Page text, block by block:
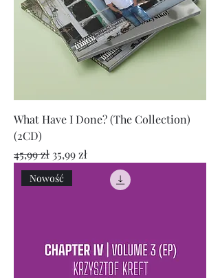
What Have I Done? (The Collection)
(2CD)
Regularna cena
45,99 zł Cena rabatowa
35,99 zł
Nowość